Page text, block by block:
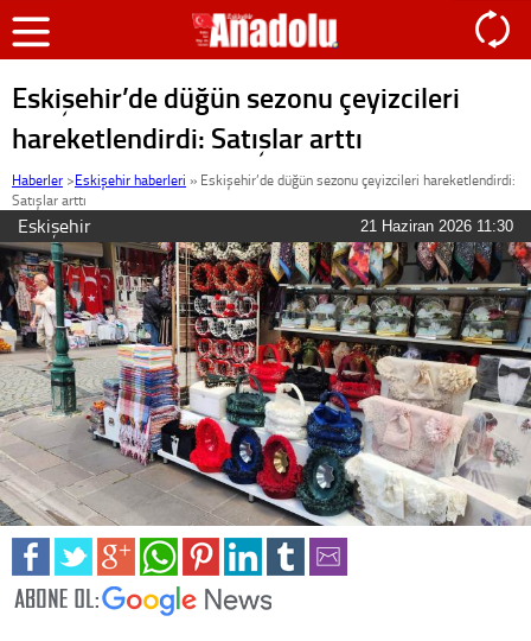
Eskişehir’de düğün sezonu çeyizcileri
hareketlendirdi: Satışlar arttı
Haberler >Eskişehir haberleri » Eskişehir’de düğün sezonu çeyizcileri hareketlendirdi:
Satışlar arttı
Eskişehir 21 Haziran 2026 11:30